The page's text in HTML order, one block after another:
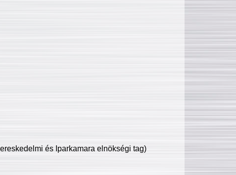
és Iparkamara elnökségi tag)